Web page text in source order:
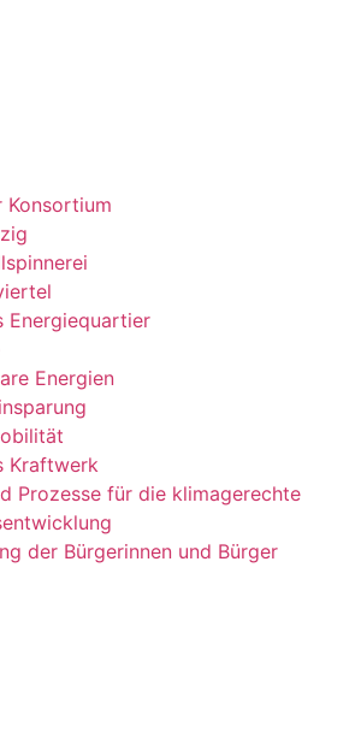
Konsortium
Energiequartier
Energien
Kraftwerk
Prozesse für die klimagerechte
der Bürgerinnen und Bürger